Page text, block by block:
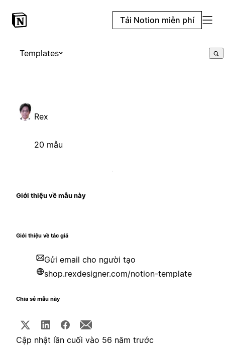
Tải Notion miễn phí
Templates
Rex
20 mẫu
Giới thiệu về mẫu này
Giới thiệu về tác giả
Gửi email cho người tạo
shop.rexdesigner.com/notion-template
Chia sẻ mẫu này
Cập nhật lần cuối vào 56 năm trước